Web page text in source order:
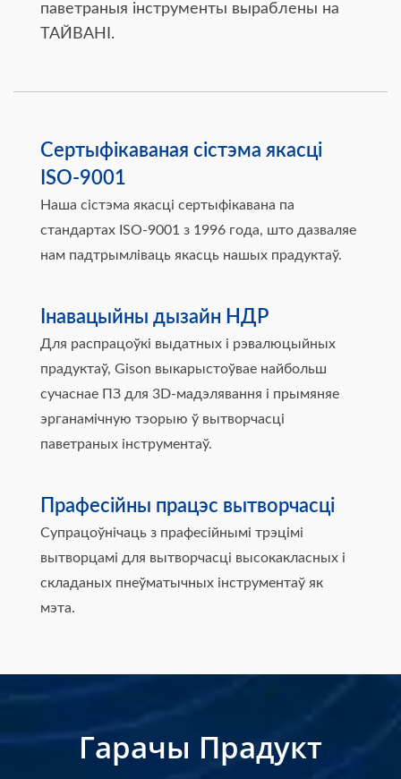
паветраныя інструменты выраблены на
ТАЙВАНІ.
Сертыфікаваная сістэма якасці
ISO-9001
Наша сістэма якасці сертыфікавана па
стандартах ISO-9001 з 1996 года, што дазваляе
нам падтрымліваць якасць нашых прадуктаў.
Інавацыйны дызайн НДР
Для распрацоўкі выдатных і рэвалюцыйных
прадуктаў, Gison выкарыстоўвае найбольш
сучаснае ПЗ для 3D-мадэлявання і прымяняе
эрганамічную тэорыю ў вытворчасці
паветраных інструментаў.
Прафесійны працэс вытворчасці
Супрацоўнічаць з прафесійнымі трэцімі
вытворцамі для вытворчасці высокакласных і
складаных пнеўматычных інструментаў як
мэта.
Гарачы Прадукт